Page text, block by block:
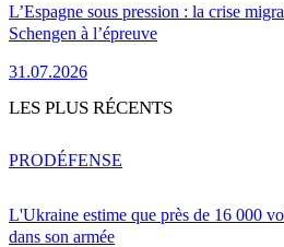
L’Espagne sous pression : la crise
Schengen à l’épreuve
31.07.2026
LES PLUS RÉCENTS
L'Ukraine estime que près de 16 000
dans son armée
PRODÉFENSE